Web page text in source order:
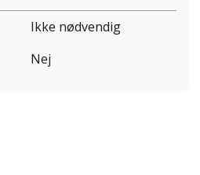
Ikke nødvendig
Nej